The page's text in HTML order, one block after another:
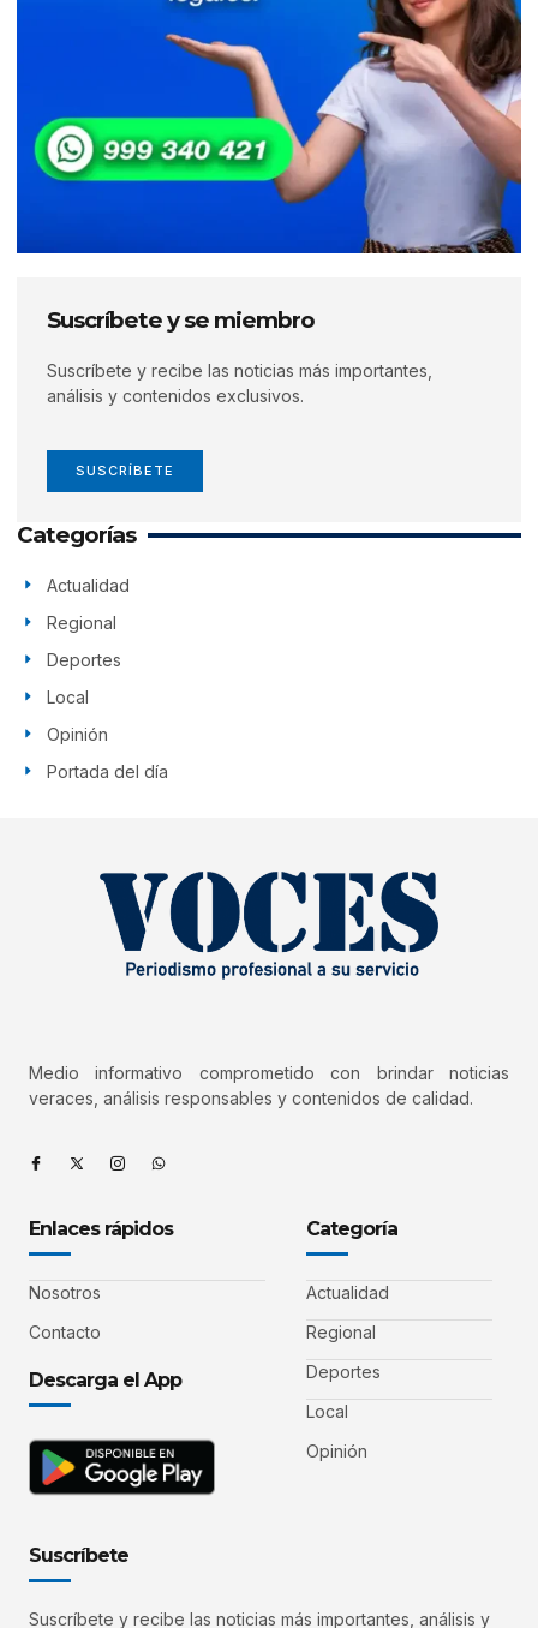
Suscríbete y se miembro
Suscríbete y recibe las noticias más importantes,
análisis y contenidos exclusivos.
SUSCRÍBETE
Categorías
Actualidad
Regional
Deportes
Local
Opinión
Portada del día
Medio informativo comprometido con brindar noticias
veraces, análisis responsables y contenidos de calidad.
Enlaces rápidos
Nosotros
Contacto
Descarga el App
Categoría
Actualidad
Regional
Deportes
Local
Opinión
Suscríbete
Suscríbete y recibe las noticias más importantes, análisis y